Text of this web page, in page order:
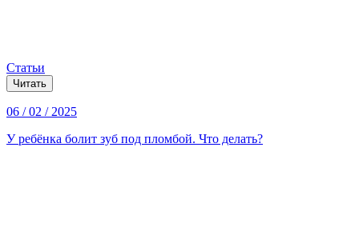
Статьи
Читать
06 / 02 / 2025
У ребёнка болит зуб под пломбой. Что делать?